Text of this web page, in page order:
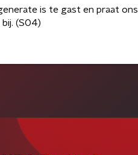
is te gast en praat ons
bij. (S04)